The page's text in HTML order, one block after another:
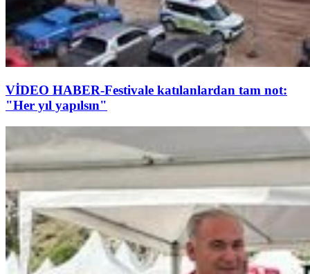
VİDEO HABER-Festivale katılanlardan tam not:
"Her yıl yapılsın"